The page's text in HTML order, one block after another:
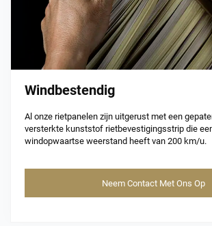
Windbestendig
Al onze rietpanelen zijn uitgerust met een
versterkte kunststof rietbevestigingsstrip die
windopwaartse weerstand heeft van 200 km/u.
Neem Contact Met Ons Op